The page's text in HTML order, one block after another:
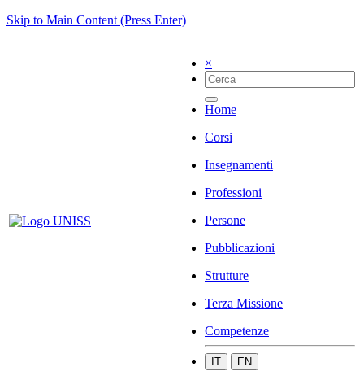
Skip to Main Content (Press Enter)
×
Home
Corsi
Insegnamenti
Professioni
Persone
Pubblicazioni
Strutture
Terza Missione
Competenze
IT EN